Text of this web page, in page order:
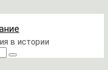
в истории